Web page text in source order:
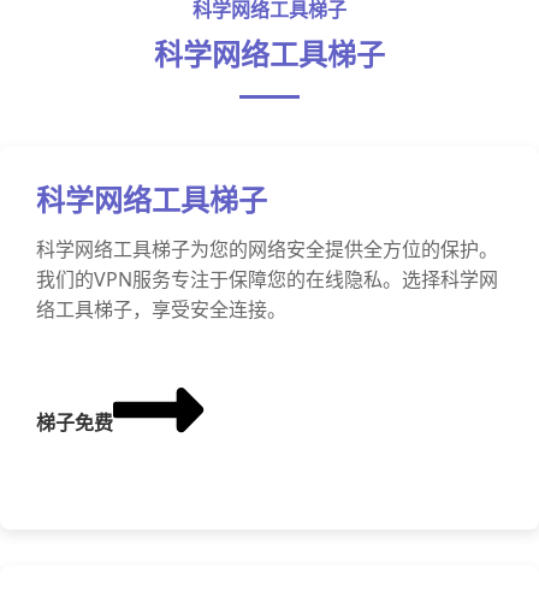
科学网络工具梯子
科学网络工具梯子
科学网络工具梯子
科学网络工具梯子为您的网络安全提供全方位的保护。
我们的VPN服务专注于保障您的在线隐私。选择科学网
络工具梯子，享受安全连接。
梯子免费